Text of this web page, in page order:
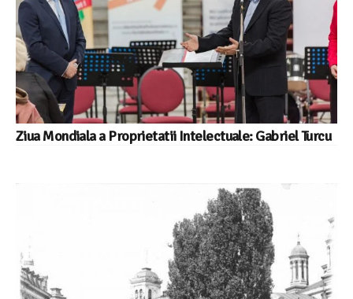
Ziua Mondiala a Proprietatii Intelectuale: Gabriel Turcu